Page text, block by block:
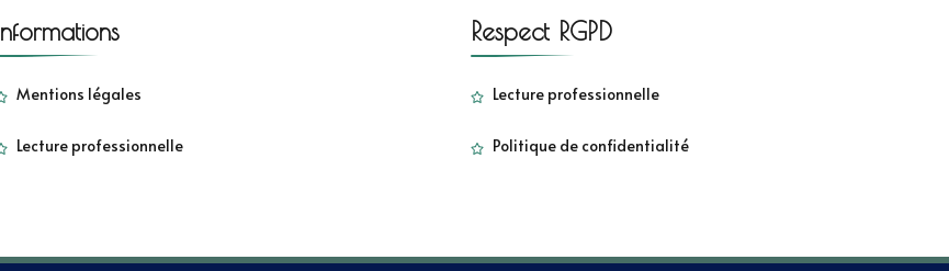
Informations
Mentions légales
Lecture professionnelle
Respect RGPD
Lecture professionnelle
Politique de confidentialité